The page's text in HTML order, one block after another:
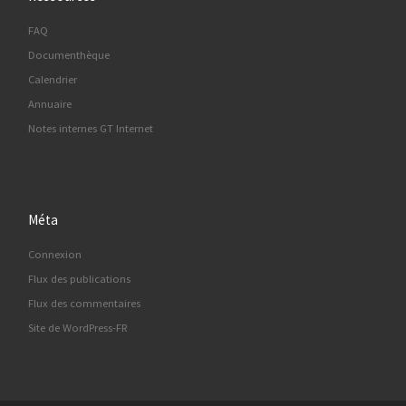
FAQ
Documenthèque
Calendrier
Annuaire
Notes internes GT Internet
Méta
Connexion
Flux des publications
Flux des commentaires
Site de WordPress-FR